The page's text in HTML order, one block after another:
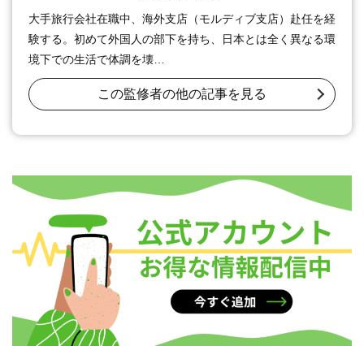
大手旅行会社在職中、海外支店（モルディブ支店）赴任を経
験する。初めて外国人の部下を持ち、日本とは全く異なる環
境下での生活で体調を壊…
この監修者の他の記事を見る